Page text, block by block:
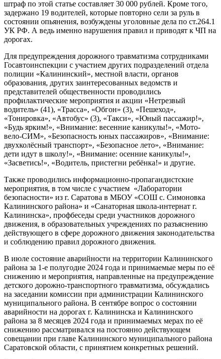
штраф по этой статье составляет 30 000 рублей. Кроме того,
задержано 19 водителей, которые повторно сели за руль в
состоянии опьянения, возбуждены уголовные дела по ст.264.1
УК РФ. А ведь именно нарушения правил и приводят к ЧП на
дорогах.
Для предупреждения дорожного травматизма сотрудниками
Госавтоинспекции с участием других подразделений отдела
полиции «Калининский», местной власти, органов
образования, других заинтересованных ведомств и
представителей общественности проводились
профилактические мероприятия и акции «Нетрезвый
водитель» (41), «Трасса», «Обгон» (3), «Пешеход»,
«Тонировка», «Автобус» (3), «Такси», «Юный пассажир!»,
«Будь ярким!», «Внимание: весенние каникулы!», «Мото-
вело-СИМ», «Безопасность юных пассажиров», «Внимание:
двухколёсный транспорт», «Безопасное лето», «Внимание:
дети идут в школу!», «Внимание: осенние каникулы!»,
«Засветись!», «Водитель, пристегни ребёнка!» и другие.
Также проводились информационно-пропагандистские
мероприятия, в том числе с участием «Лаборатории
безопасности» из г. Саратова в МБОУ «СОШ с. Симоновка
Калининского района» и «Санаторная школа-интернат г.
Калининска», профбеседы среди участников дорожного
движения, в образовательных учреждениях по разъяснению
действующего в сфере дорожного движения законодательства
и соблюдению правил дорожного движения.
В июле состояние аварийности на территории Калининского
района за 1-е полугодие 2024 года и принимаемые меры по её
снижению и мероприятия, направленные на предупреждение
детского дорожно-транспортного травматизма, обсуждались
на заседании комиссии при администрации Калининского
муниципального района. В сентябре вопрос о состоянии
аварийности на дорогах г. Калининска и Калининского
района за 8 месяцев 2024 года и принимаемых мерах по её
снижению рассматривался на постоянно действующем
совещании при главе Калининского муниципального района
Саратовской области, с принятием конкретных решений.